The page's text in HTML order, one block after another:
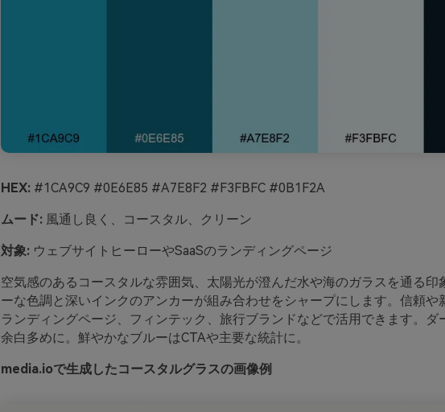
HEX:#1CA9C9 #0E6E85 #A7E8F2 #F3FBFC #0B1F2A
ムード:風通し良く、コースタル、クリーン
対象:ウェブサイトヒーローやSaaSのランディングページ
空気感のあるコースタルな雰囲気、太陽光が澄んだ水や海のガラスを通る印
ーな色調と深いインクのアンカーが組み合わせをシャープにします。信頼や
ランディングページ、フィンテック、旅行ブランドなどで活用できます。ダ
余白多めに。鮮やかなブルーはCTAや主要な統計に。
media.ioで生成したコースタルグラスの画像例